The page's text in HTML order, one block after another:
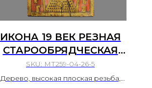
ИКОНА 19 ВЕК РЕЗНАЯ
СТАРООБРЯДЧЕСКАЯ
«ГОЛГОФСКИЙ КРЕСТ»
ПОМОРЬЕ РОССИЙСКАЯ
SKU: МТ259-04-26-5
Дерево, высокая плоская резьба,